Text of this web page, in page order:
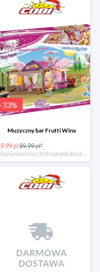
-33%
Muzyczny bar Frutti Winx
zł89.99 zł*